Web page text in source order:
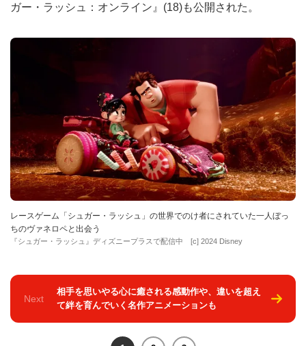
ガー・ラッシュ：オンライン』(18)も公開された。
レースゲーム「シュガー・ラッシュ」の世界でのけ者にされていた一人ぼっ
ちのヴァネロペと出会う
『シュガー・ラッシュ』ディズニープラスで配信中 [c] 2024 Disney
Next
相手を思いやる心に癒される感動作や、違いを超え
て絆を育んでいく名作アニメーションも